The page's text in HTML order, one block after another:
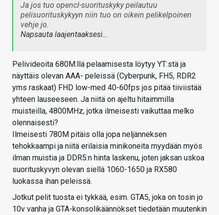
Ja jos tuo opencl-suorituskyky peilautuu
pelisuorituskykyyn niin tuo on oikein pelikelpoinen
vehje jo.
Napsauta laajentaaksesi…
Pelivideoita 680M:llä pelaamisesta löytyy YT:stä ja
näyttäis olevan AAA- peleissä (Cyberpunk, FH5, RDR2
yms raskaat) FHD low-med 40-60fps jos pitää tiiviistää
yhteen lauseeseen. Ja niitä on ajeltu hitaimmilla
muisteilla, 4800MHz, jotka ilmeisesti vaikuttaa melko
olennaisesti?
Ilmeisesti 780M pitäis olla jopa neljänneksen
tehokkaampi ja niitä erilaisia minikoneita myydään myös
ilman muistia ja DDR5:n hinta laskenu, joten jaksan uskoa
suorituskyvyn olevan siellä 1060-1650 ja RX580
luokassa ihan peleissä.
Jotkut pelit tuosta ei tykkää, esim. GTA5, joka on tosin jo
10v vanha ja GTA-konsolikäännökset tiedetään muutenkin